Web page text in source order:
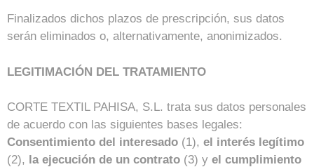
Finalizados dichos plazos de prescripción, sus datos
serán eliminados o, alternativamente, anonimizados.
LEGITIMACIÓN DEL TRATAMIENTO
CORTE TEXTIL PAHISA, S.L. trata sus datos personales
de acuerdo con las siguientes bases legales:
Consentimiento del interesado (1), el interés legítimo
(2), la ejecución de un contrato (3) y el cumplimiento